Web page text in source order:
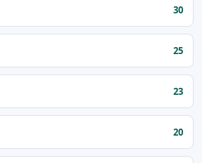
30
25
23
20